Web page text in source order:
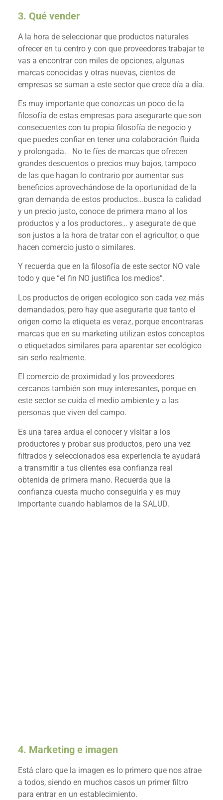
3. Qué vender
A la hora de seleccionar que productos naturales
ofrecer en tu centro y con que proveedores trabajar te
vas a encontrar con miles de opciones, algunas
marcas conocidas y otras nuevas, cientos de
empresas se suman a este sector que crece día a día.
Es muy importante que conozcas un poco de la
filosofía de estas empresas para asegurarte que son
consecuentes con tu propia filosofía de negocio y
que puedes confiar en tener una colaboración fluida
y prolongada. No te fíes de marcas que ofrecen
grandes descuentos o precios muy bajos, tampoco
de las que hagan lo contrario por aumentar sus
beneficios aprovechándose de la oportunidad de la
gran demanda de estos productos…busca la calidad
y un precio justo, conoce de primera mano al los
productos y a los productores… y asegurate de que
son justos a la hora de tratar con el agricultor, o que
hacen comercio justo o similares.
Y recuerda que en la filosofía de este sector NO vale
todo y que “el fin NO justifica los medios”.
Los productos de origen ecologico son cada vez más
demandados, pero hay que asegurarte que tanto el
origen como la etiqueta es veraz, porque encontraras
marcas que en su marketing utilizan estos conceptos
o etiquetados similares para aparentar ser ecológico
sin serlo realmente.
El comercio de proximidad y los proveedores
cercanos también son muy interesantes, porque en
este sector se cuida el medio ambiente y a las
personas que viven del campo.
Es una tarea ardua el conocer y visitar a los
productores y probar sus productos, pero una vez
filtrados y seleccionados esa experiencia te ayudará
a transmitir a tus clientes esa confianza real
obtenida de primera mano. Recuerda que la
confianza cuesta mucho conseguirla y es muy
importante cuando hablamos de la SALUD.
4. Marketing e imagen
Está claro que la imagen es lo primero que nos atrae
a todos, siendo en muchos casos un primer filtro
para entrar en un establecimiento.